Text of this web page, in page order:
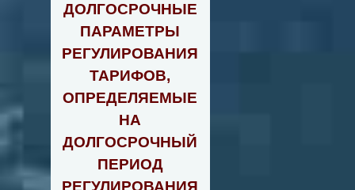
ДОЛГОСРОЧНЫЕ
ПАРАМЕТРЫ
РЕГУЛИРОВАНИЯ
ТАРИФОВ,
ОПРЕДЕЛЯЕМЫЕ
НА
ДОЛГОСРОЧНЫЙ
ПЕРИОД
РЕГУЛИРОВАНИЯ